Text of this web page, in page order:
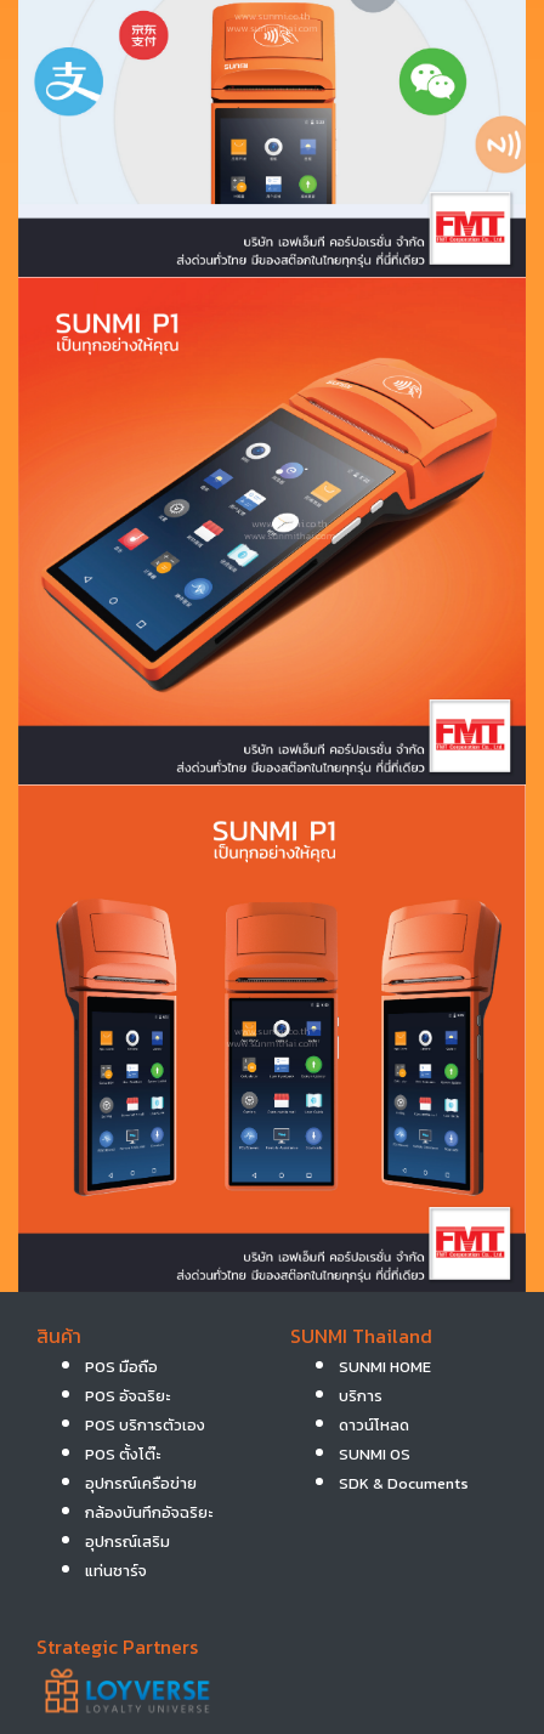
สินค้า
POS มือถือ
POS อัจฉริยะ
POS บริการตัวเอง
POS ตั้งโต๊ะ
อุปกรณ์เครือข่าย
กล้องบันทึกอัจฉริยะ
อุปกรณ์เสริม
แท่นชาร์จ
SUNMI Thailand
SUNMI HOME
บริการ
ดาวน์โหลด
SUNMI OS
SDK & Documents
Strategic Partners